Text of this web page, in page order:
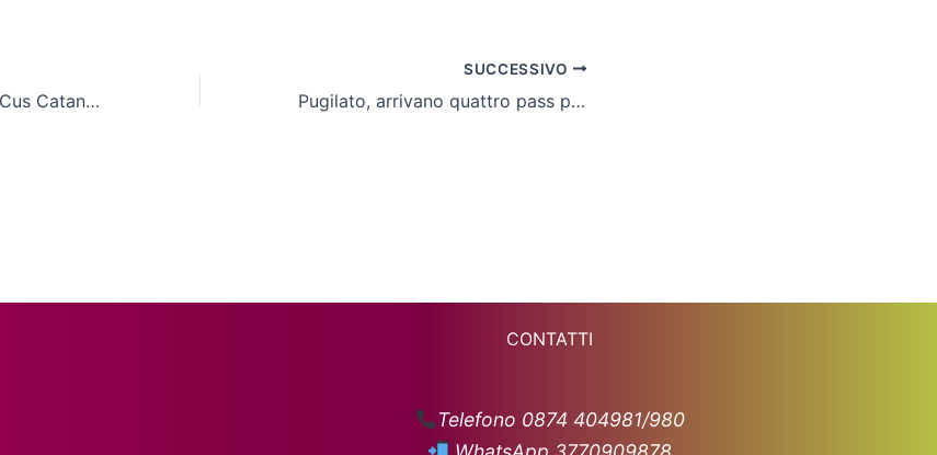
Mister Bonelli lancia il Cus Catania: “Importante opportunità di confronto”
SUCCESSIVO
Pugilato, arrivano quattro pass per i tricolori
CONTATTI
Telefono 0874 404981/980